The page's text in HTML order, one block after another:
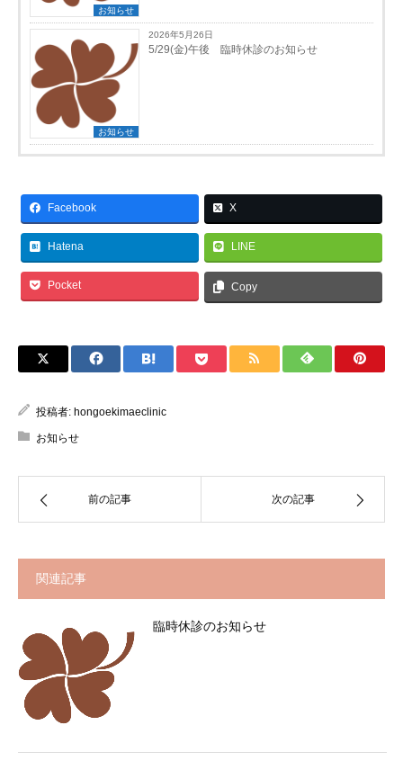
お知らせ
お知らせ
2026年5月26日
5/29(金)午後 臨時休診のお知らせ
Facebook X
Hatena LINE
Pocket Copy
投稿者: hongoekimaeclinic
お知らせ
前の記事 次の記事
関連記事
臨時休診のお知らせ